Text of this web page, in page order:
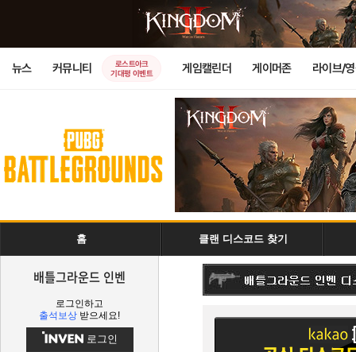
뉴스 커뮤니티
로스트아크
기대평 이벤트
게임캘린더 게이머존 라이브/
홈 클랜 디스코드 찾기
배틀그라운드 인벤
로그인하고
출석보상 받으세요!
로그인